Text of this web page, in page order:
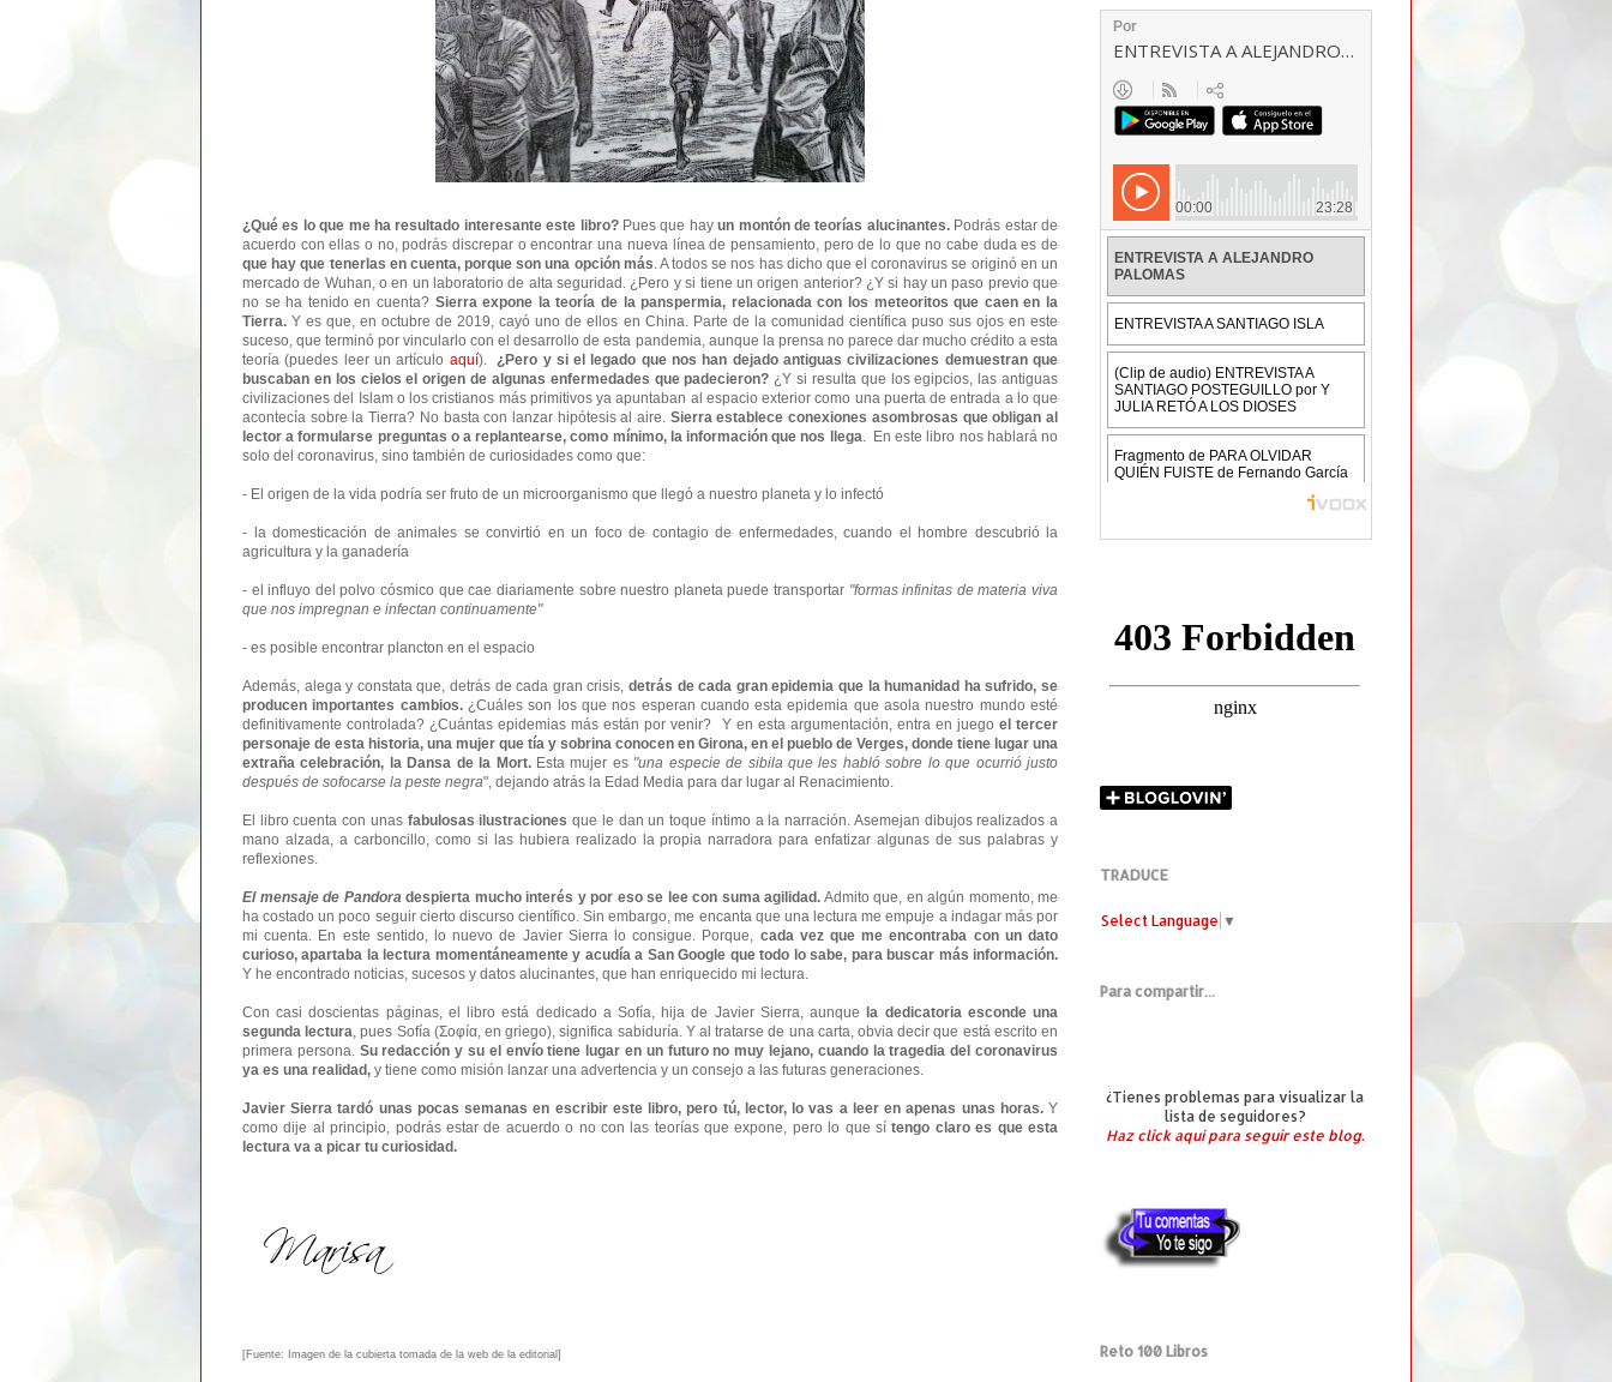
¿Qué es lo que me ha resultado interesante este libro? Pues que hayun montón de teorías alucinantes.Podrás estar de
acuerdo con ellas o no, podrás discrepar o encontrar una nueva línea de pensamiento, pero de lo que no cabe duda es de
que hay que tenerlas en cuenta, porque son una opción más . A todos se nos has dicho que el coronavirus se originó en un
mercado de Wuhan, o en un laboratorio de alta seguridad. ¿Pero y si tiene un origen anterior? ¿Y si hay un paso previo que
no se ha tenido en cuenta? Sierra expone la teoría de la panspermia, relacionada con los meteoritos que caen en la
Tierra.Y es que, en octubre de 2019, cayó uno de ellos en China. Parte de la comunidad científica puso sus ojos en este
suceso, que terminó por vincularlo con el desarrollo de esta pandemia, aunque la prensa no parece dar mucho crédito a esta
teoría (puedes leer un artículo aquí). ¿Pero y si el legado que nos han dejado antiguas civilizaciones demuestran que
buscaban en los cielos el origen de algunas enfermedades que padecieron? ¿Y si resulta que los egipcios, las antiguas
civilizaciones del Islam o los cristianos más primitivos ya apuntaban al espacio exterior como una puerta de entrada a lo que
acontecía sobre la Tierra? No basta con lanzar hipótesis al aire. Sierra establece conexiones asombrosas que obligan al
lector a formularse preguntas o a replantearse, como mínimo, la información que nos llega . En este libro nos hablará no
solo del coronavirus, sino también de curiosidades como que:
- El origen de la vida podría ser fruto de un microorganismo que llegó a nuestro planeta y lo infectó
- la domesticación de animales se convirtió en un foco de contagio de enfermedades, cuando el hombre descubrió la
agricultura y la ganadería
- el influyo del polvo cósmico que cae diariamente sobre nuestro planeta puede transportar "formas infinitas de materia viva
que nos impregnan e infectan continuamente"
- es posible encontrar plancton en el espacio
Además, alega y constata que, detrás de cada gran crisis, detrás de cada gran epidemia que la humanidad ha sufrido, se
producen importantes cambios.¿Cuáles son los que nos esperan cuando esta epidemia que asola nuestro mundo esté
definitivamente controlada? ¿Cuántas epidemias más están por venir? Y en esta argumentación, entra en juego el tercer
personaje de esta historia, una mujer que tía y sobrina conocen en Girona, en el pueblo de Verges, donde tiene lugar una
extraña celebración, la Dansa de la Mort.Esta mujer es "una especie de sibila que les habló sobre lo que ocurrió justo
después de sofocarse la peste negra", dejando atrás la Edad Media para dar lugar al Renacimiento.
El libro cuenta con unas fabulosas ilustraciones que le dan un toque íntimo a la narración. Asemejan dibujos realizados a
mano alzada, a carboncillo, como si las hubiera realizado la propia narradora para enfatizar algunas de sus palabras y
reflexiones.
El mensaje de Pandora despierta mucho interés y por eso se lee con suma agilidad. Admito que, en algún momento, me
ha costado un poco seguir cierto discurso científico. Sin embargo, me encanta que una lectura me empuje a indagar más por
mi cuenta. En este sentido, lo nuevo de Javier Sierra lo consigue. Porque, cada vez que me encontraba con un dato
curioso, apartaba la lectura momentáneamente y acudía a San Google que todo lo sabe, para buscar más información.
Y he encontrado noticias, sucesos y datos alucinantes, que han enriquecido mi lectura.
Con casi doscientas páginas, el libro está dedicado a Sofía, hija de Javier Sierra, aunquela dedicatoria esconde una
segunda lectura , pues Sofía (Σoφíα, en griego), significa sabiduría. Y al tratarse de una carta, obvia decir que está escrito en
primera persona. Su redacción y su el envío tiene lugar en un futuro no muy lejano, cuando la tragedia del coronavirus
ya es una realidad, y tiene como misión lanzar una advertencia y un consejo a las futuras generaciones.
Javier Sierra tardó unas pocas semanas en escribir este libro, pero tú, lector, lo vas a leer en apenas unas horas.Y
como dije al principio, podrás estar de acuerdo o no con las teorías que expone, pero lo que sítengo claro es que esta
lectura va a picar tu curiosidad.
[Fuente: Imagen de la cubierta tomada de la web de la editorial]
TRADUCE
Select Language ▼
Para compartir...
¿Tienes problemas para visualizar la
lista de seguidores?
Haz click aquí para seguir este blog.
Reto 100 Libros